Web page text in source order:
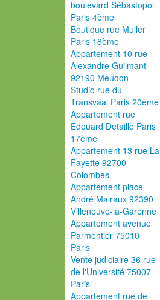
boulevard Sébastopol
Paris 4ème
Boutique rue Muller
Paris 18ème
Appartement 10 rue
Alexandre Guilmant
92190 Meudon
Studio rue du
Transvaal Paris 20ème
Appartement rue
Edouard Detaille Paris
17ème
Appartement 13 rue La
Fayette 92700
Colombes
Appartement place
André Malraux 92390
Villeneuve-la-Garenne
Appartement avenue
Parmentier 75010
Paris
Vente judiciaire 36 rue
de l'Université 75007
Paris
Appartement rue de